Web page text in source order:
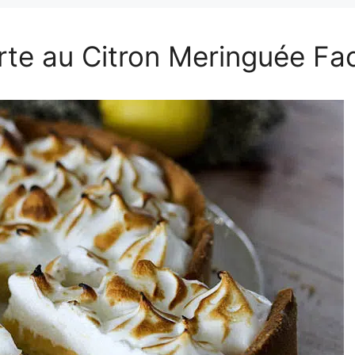
au Citron Meringuée